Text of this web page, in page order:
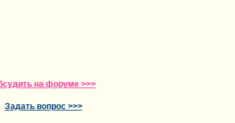
на форуме >>>
Задать вопрос >>>